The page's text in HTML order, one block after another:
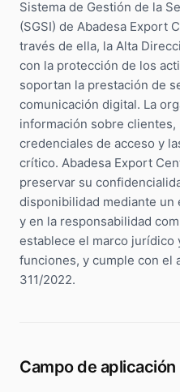
Integración IA
IA integrada en tus sistemas
Atención al cliente 24/7
Resuelve consultas y tickets
Sistema de Gestión de la
(SGSI) de Abadesa Export
través de ella, la Alta
con la protección de los
soportan la prestación de
comunicación digital. La
información sobre
credenciales de acceso y
crítico. Abadesa Export
preservar su
disponibilidad mediante un
y en la responsabilidad
establece el marco
funciones, y cumple con el
311/2022.
Campo de aplicación